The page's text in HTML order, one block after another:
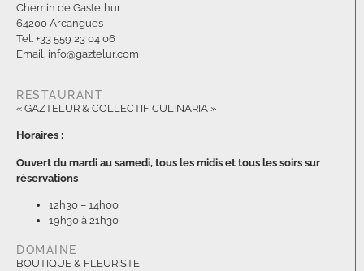
Chemin de Gastelhur
64200 Arcangues
Tel. +33 559 23 04 06
Email. info@gaztelur.com
RESTAURANT
« GAZTELUR & COLLECTIF CULINARIA »
Horaires :
Ouvert du mardi au samedi, tous les midis et tous les soirs sur
réservations
12h30 – 14h00
19h30 à 21h30
DOMAINE
BOUTIQUE & FLEURISTE